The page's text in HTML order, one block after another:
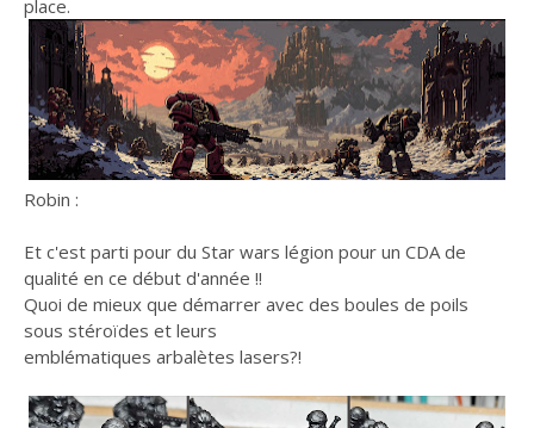
place.
Robin :
Et c'est parti pour du Star wars légion pour un CDA de
qualité en ce début d'année !!
Quoi de mieux que démarrer avec des boules de poils
sous stéroïdes et leurs
emblématiques arbalètes lasers?!